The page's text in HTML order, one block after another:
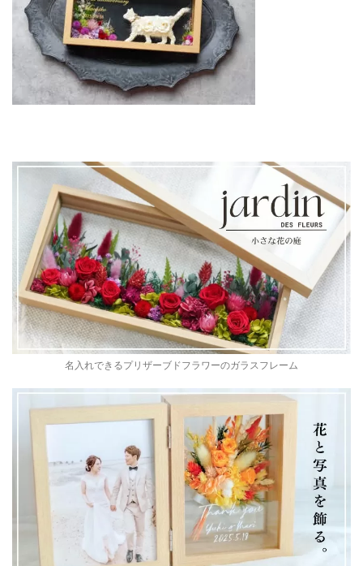
名入れできるプリザーブドフラワーのガラスフレーム